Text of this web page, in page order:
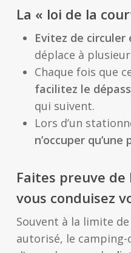
La « loi de la
Evitez de circuler
déplace à
Chaque fois que
facilitez le
qui suivent.
Lors d’un
n’occuper qu’une
Faites preuve de
vous conduisez
Souvent à la limite
autorisé, le